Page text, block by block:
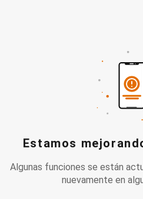
Estamos
Algunas funciones se están
nuevamente en